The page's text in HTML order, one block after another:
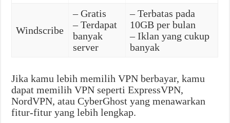
Windscribe
– Gratis
– Terdapat
banyak
server
– Terbatas pada
10GB per bulan
– Iklan yang cukup
banyak
Jika kamu lebih memilih VPN berbayar, kamu
dapat memilih VPN seperti ExpressVPN,
NordVPN, atau CyberGhost yang menawarkan
fitur-fitur yang lebih lengkap.